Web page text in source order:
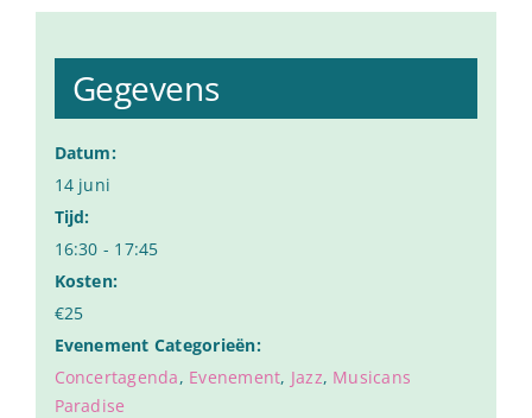
Gegevens
Datum:
14 juni
Tijd:
16:30 - 17:45
Kosten:
€25
Evenement Categorieën:
Concertagenda, Evenement, Jazz, Musicans
Paradise